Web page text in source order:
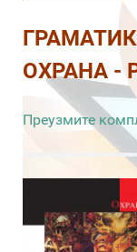
ОХРАНА -
Преузмите